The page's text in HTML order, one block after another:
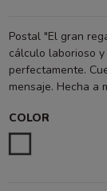
Postal "El gran
cálculo laborioso
perfectamente.
mensaje. Hecha a
COLOR